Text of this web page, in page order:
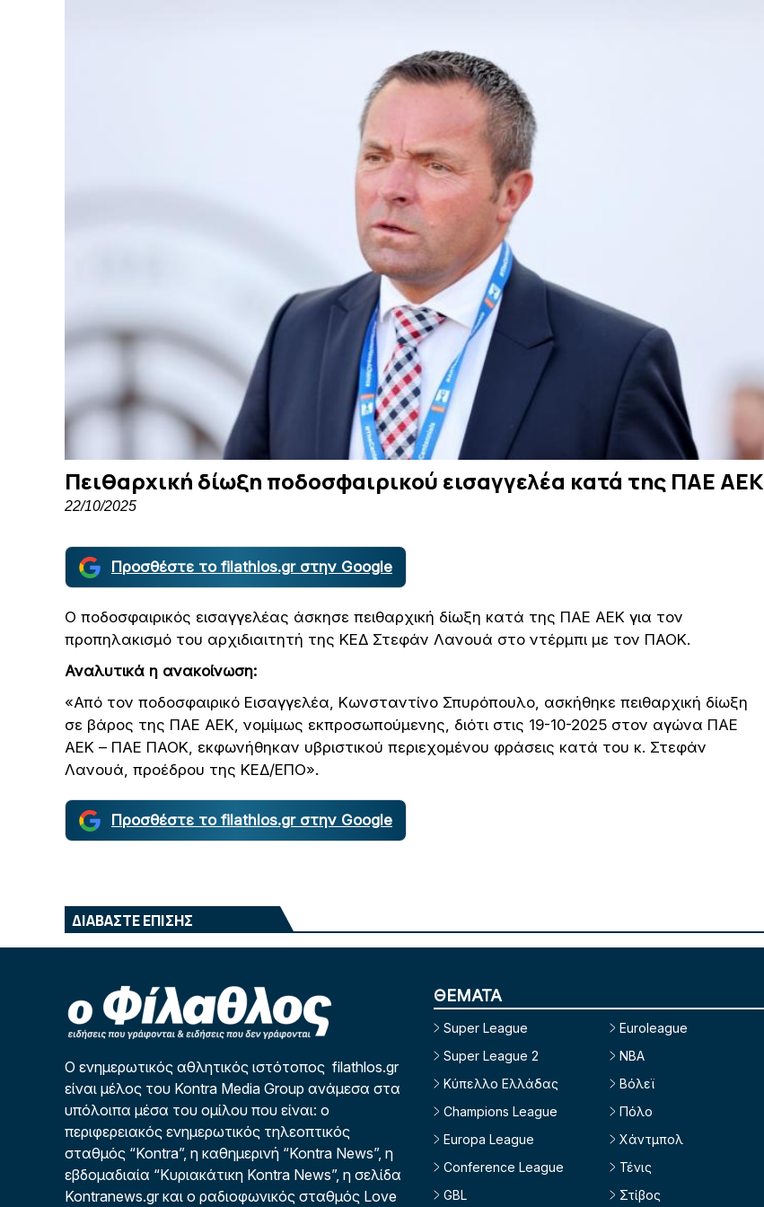
Πειθαρχική δίωξη ποδοσφαιρικού εισαγγελέα κατά της ΠΑΕ ΑΕΚ
22/10/2025
Προσθέστε το filathlos.gr στην Google
Ο ποδοσφαιρικός εισαγγελέας άσκησε πειθαρχική δίωξη κατά της ΠΑΕ ΑΕΚ για τον
προπηλακισμό του αρχιδιαιτητή της ΚΕΔ Στεφάν Λανουά στο ντέρμπι με τον ΠΑΟΚ.
Αναλυτικά η ανακοίνωση:
«Από τον ποδοσφαιρικό Εισαγγελέα, Κωνσταντίνο Σπυρόπουλο, ασκήθηκε πειθαρχική δίωξη
σε βάρος της ΠΑΕ ΑΕΚ, νομίμως εκπροσωπούμενης, διότι στις 19-10-2025 στον αγώνα ΠΑΕ
ΑΕΚ – ΠΑΕ ΠΑΟΚ, εκφωνήθηκαν υβριστικού περιεχομένου φράσεις κατά του κ. Στεφάν
Λανουά, προέδρου της ΚΕΔ/ΕΠΟ».
Προσθέστε το filathlos.gr στην Google
ΔΙΑΒΑΣΤΕ ΕΠΙΣΗΣ
Ο ενημερωτικός αθλητικός ιστότοπος filathlos.gr
είναι μέλος του Kontra Media Group ανάμεσα στα
υπόλοιπα μέσα του ομίλου που είναι: ο
περιφερειακός ενημερωτικός τηλεοπτικός
σταθμός “Kontra”, η καθημερινή “Kontra News”, η
εβδομαδιαία “Κυριακάτικη Kontra News”, η σελίδα
Kontranews.gr και ο ραδιοφωνικός σταθμός Love
ΘΕΜΑΤΑ
Super League
Super League 2
Κύπελλο Ελλάδας
Champions League
Europa League
Conference League
GBL
Euroleague
NBA
Βόλεϊ
Πόλο
Χάντμπολ
Τένις
Στίβος